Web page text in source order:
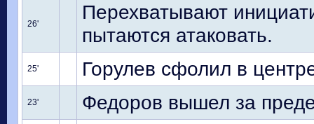
26'
Перехватывают
пытаются атаковать.
25' Горулев сфолил в
23' Федоров вышел за